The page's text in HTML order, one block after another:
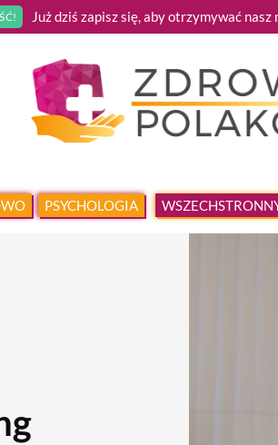
Już dziś zapisz się, aby otrzymywać
PSYCHOLOGIA